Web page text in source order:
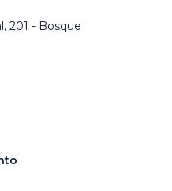
201 - Bosque